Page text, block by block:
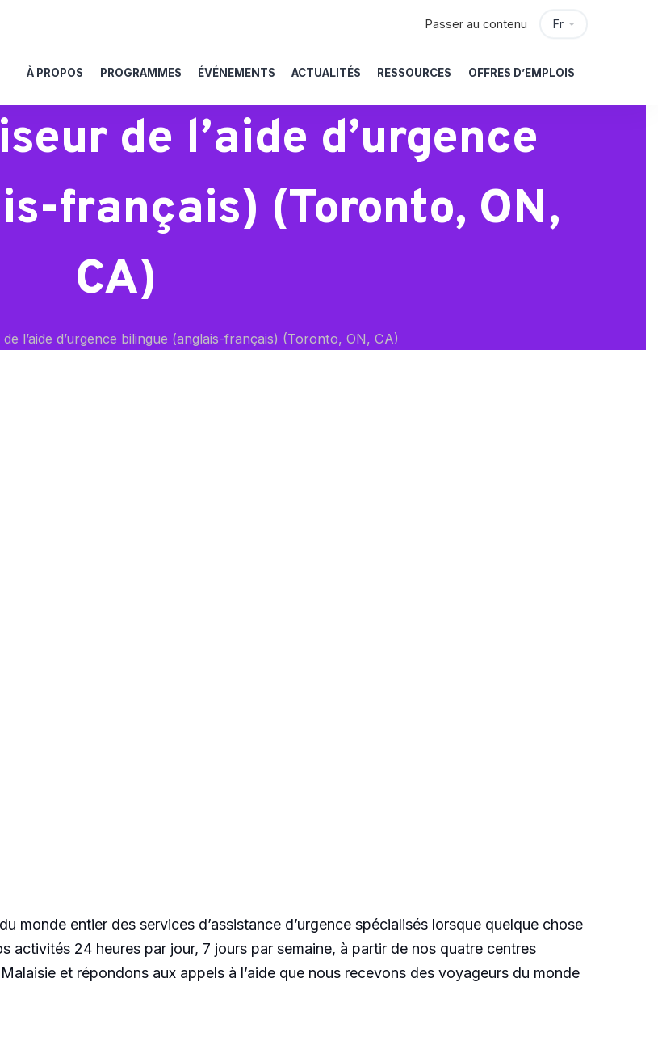
Fr
Passer au contenu
À PROPOS PROGRAMMES ÉVÉNEMENTS ACTUALITÉS RESSOURCES OFFRES D’EMPLOIS
de l’aide d’urgence
français) (Toronto, ON,
CA)
l’aide d’urgence bilingue (anglais-français) (Toronto, ON, CA)
monde entier des services d’assistance d’urgence spécialisés lorsque quelque chose
activités 24 heures par jour, 7 jours par semaine, à partir de nos quatre centres
et répondons aux appels à l’aide que nous recevons des voyageurs du monde